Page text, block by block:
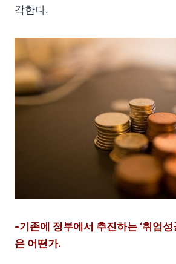
각한다.
-기존에 정부에서 추진하는 ‘취업성
은 어떤가.